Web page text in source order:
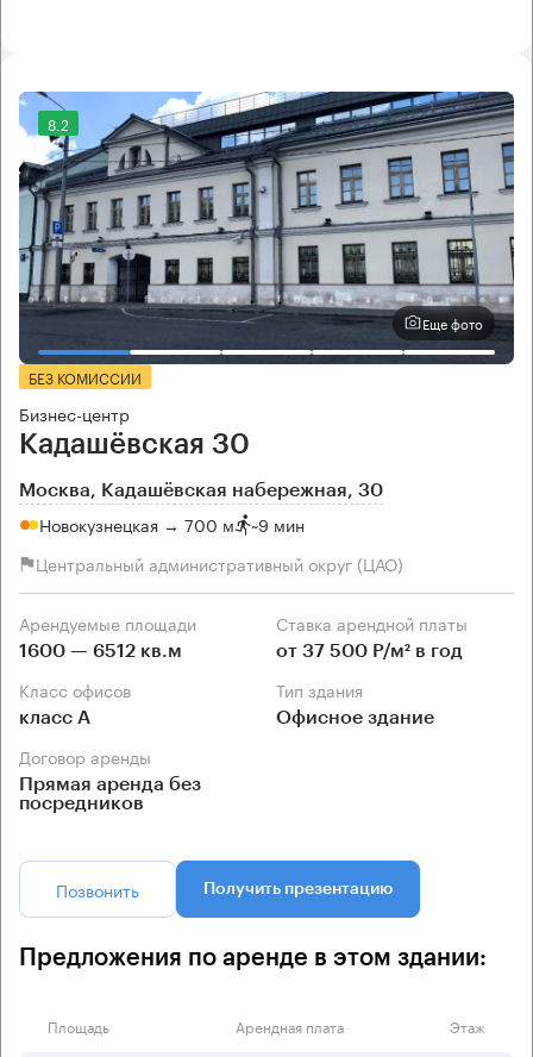
8.2
Еще фото
БЕЗ КОМИССИИ
Бизнес-центр
Кадашёвская 30
Москва, Кадашёвская набережная, 30
Новокузнецкая → 700 м ~9 мин
Центральный административный округ (ЦАО)
Арендуемые площади
1600 — 6512 кв.м
Ставка арендной платы
от 37 500 Р/м² в год
Класс офисов
класс А
Тип здания
Офисное здание
Договор аренды
Прямая аренда без
посредников
Позвонить Получить презентацию
Предложения по аренде в этом здании:
Площадь Арендная плата Этаж